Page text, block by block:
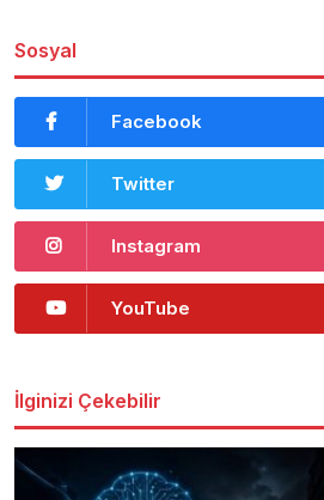
Sosyal
Facebook
Twitter
Instagram
YouTube
İlginizi Çekebilir